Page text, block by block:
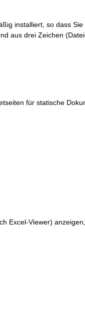
installiert, so dass
aus drei Zeichen
für statische
Excel-Viewer)